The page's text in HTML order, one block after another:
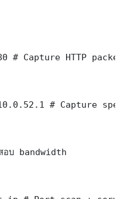
Capture HTTP
# Capture
bandwidth